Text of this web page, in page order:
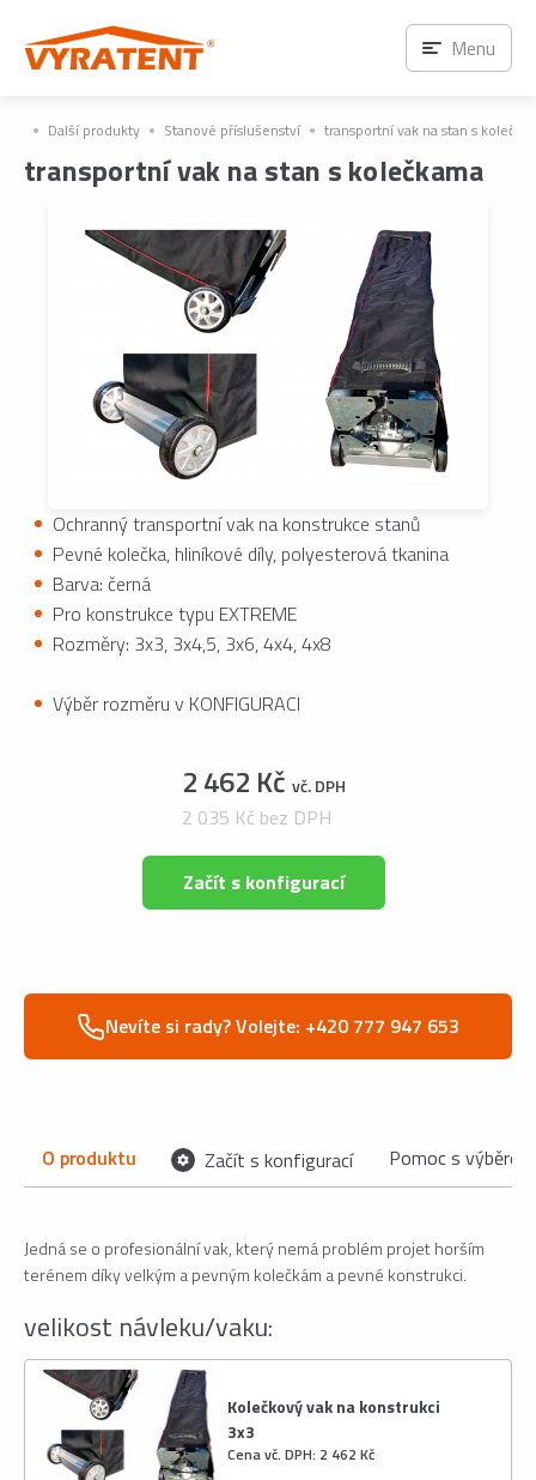
Další produkty Stanové příslušenství transportní vak na stan s
transportní vak na stan s kolečkama
Ochranný transportní vak na konstrukce stanů
Pevné kolečka, hliníkové díly, polyesterová tkanina
Barva: černá
Pro konstrukce typu EXTREME
Rozměry: 3x3, 3x4,5, 3x6, 4x4, 4x8
Výběr rozměru v KONFIGURACI
2 462 Kč vč. DPH
2 035 Kč bez DPH
Začít s konfigurací
Nevíte si rady? Volejte: +420 777 947 653
O produktu Začít s konfigurací Pomoc s výběrem
Jedná se o profesionální vak, který nemá problém projet horším
terénem díky velkým a pevným kolečkám a pevné konstrukci.
velikost návleku/vaku:
Kolečkový vak na konstrukci
3x3
Cena vč. DPH: 2 462 Kč
Menu